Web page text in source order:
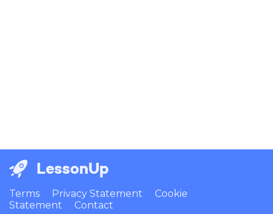
LessonUp
Terms Privacy Statement
Cookie
Statement
Contact